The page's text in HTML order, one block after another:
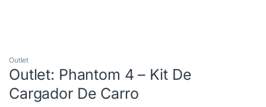
Outlet
Outlet: Phantom 4 – Kit De
Cargador De Carro